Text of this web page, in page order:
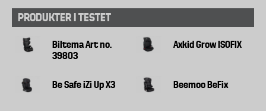
PRODUKTER I TESTET
Biltema Art no.
39803
Axkid Grow ISOFIX
Be Safe iZi Up X3 Beemoo BeFix